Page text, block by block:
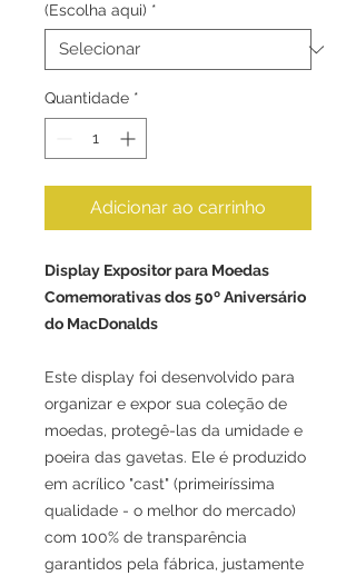
(Escolha aqui) *
Quantidade *
Adicionar ao carrinho
Display Expositor para Moedas
Comemorativas dos 50º Aniversário
do MacDonalds
Este display foi desenvolvido para
organizar e expor sua coleção de
moedas, protegê-las da umidade e
poeira das gavetas. Ele é produzido
em acrílico "cast" (primeiríssima
qualidade - o melhor do mercado)
com 100% de transparência
garantidos pela fábrica, justamente